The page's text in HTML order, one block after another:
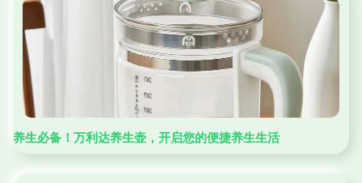
养生必备！万利达养生壶，开启您的便捷养生生活